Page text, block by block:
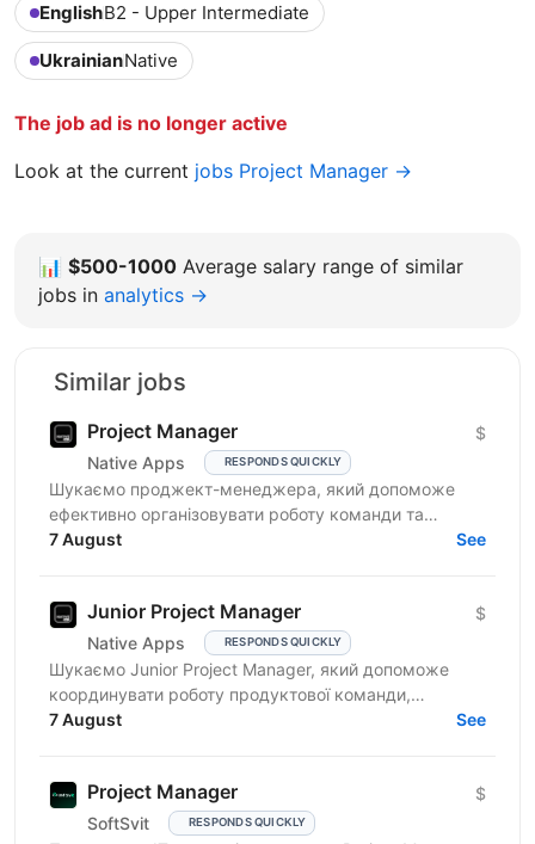
EnglishB2 - Upper Intermediate
UkrainianNative
The job ad is no longer active
Look at the current jobs Project Manager →
📊 $500-1000 Average salary range of similar
jobs in analytics →
Similar jobs
Project Manager
Native Apps RESPONDS QUICKLY
$
Шукаємо проджект-менеджера, який допоможе
ефективно організовувати роботу команди та
реалізовувати проєкти. Очікування від кандидата:
7 August See
Junior Project Manager
Native Apps RESPONDS QUICKLY
$
Шукаємо Junior Project Manager, який допоможе
координувати роботу продуктової команди,
операційного відділу та команди контенту, щоб
7 August See
Project Manager
SoftSvit RESPONDS QUICKLY
$